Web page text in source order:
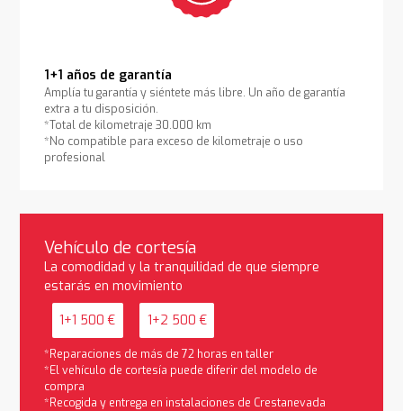
1+1 años de garantía
Amplía tu garantía y siéntete más libre. Un año de garantía
extra a tu disposición.
*Total de kilometraje 30.000 km
*No compatible para exceso de kilometraje o uso
profesional
Vehículo de cortesía
La comodidad y la tranquilidad de que siempre
estarás en movimiento
1+1 500 € 1+2 500 €
*Reparaciones de más de 72 horas en taller
*El vehículo de cortesía puede diferir del modelo de
compra
*Recogida y entrega en instalaciones de Crestanevada